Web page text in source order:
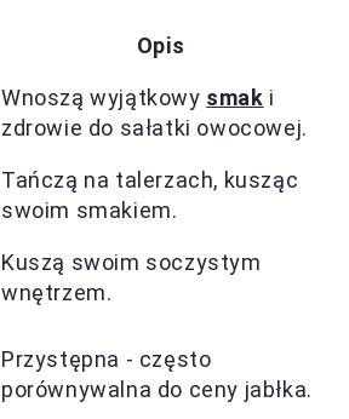
Opis
Wnoszą wyjątkowy smak i
zdrowie do sałatki owocowej.
Tańczą na talerzach, kusząc
swoim smakiem.
Kuszą swoim soczystym
wnętrzem.
Przystępna - często
porównywalna do ceny jabłka.